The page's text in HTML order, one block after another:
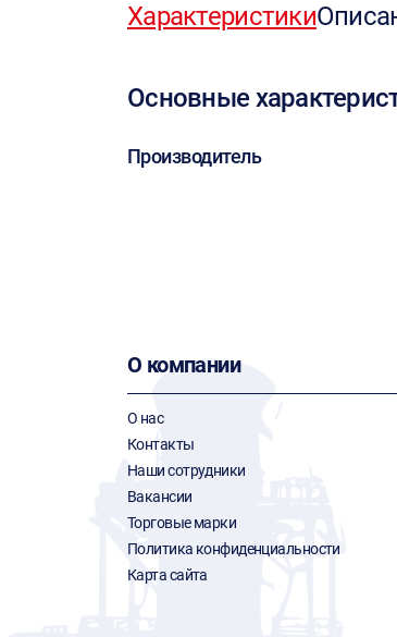
Характеристики
Основные
Производитель
О компании
О нас
Контакты
Наши сотрудники
Вакансии
Торговые марки
Политика конфиденциальности
Карта сайта